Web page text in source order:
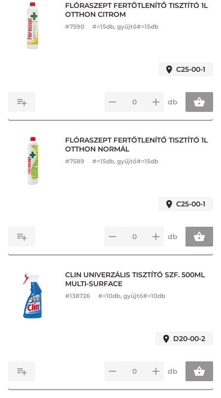
FLÓRASZEPT FERTŐTLENÍTŐ TISZTÍTÓ 1L
OTTHON CITROM
#7590 #=15db, gyűjtő#=15db
C25-00-1
db
FLÓRASZEPT FERTŐTLENÍTŐ TISZTÍTÓ 1L
OTTHON NORMÁL
#7589 #=15db, gyűjtő#=15db
C25-00-1
db
CLIN UNIVERZÁLIS TISZTÍTÓ SZF. 500ML
MULTI-SURFACE
#138726 #=10db, gyűjtő#=10db
D20-00-2
db